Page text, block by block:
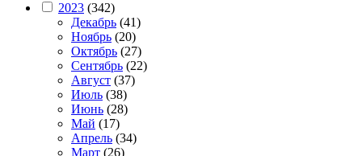
2023 (342)
Декабрь (41)
Ноябрь (20)
Октябрь (27)
Сентябрь (22)
Август (37)
Июль (38)
Июнь (28)
Май (17)
Апрель (34)
Март (26)